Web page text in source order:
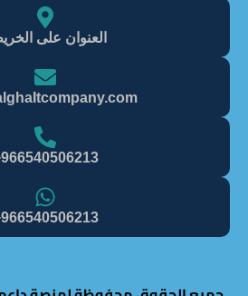
العنوان على
966540506213+
966540506213+